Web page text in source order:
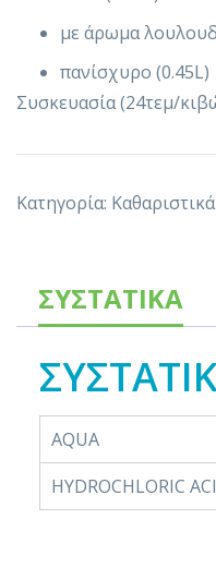
με άρωμα
πανίσχυρο (0.45L)
Συσκευασία (24τεμ/
Κατηγορία:
ΣΥΣΤΑΤΙΚΑ
AQUA
HYDROCHLORIC